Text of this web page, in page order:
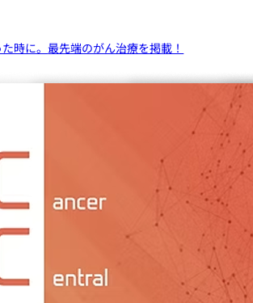
時に。最先端のがん治療を掲載！